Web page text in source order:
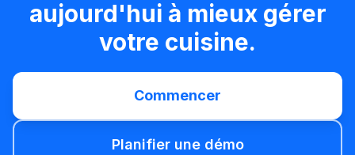
aujourd'hui à mieux gérer
votre cuisine.
Commencer
Planifier une démo